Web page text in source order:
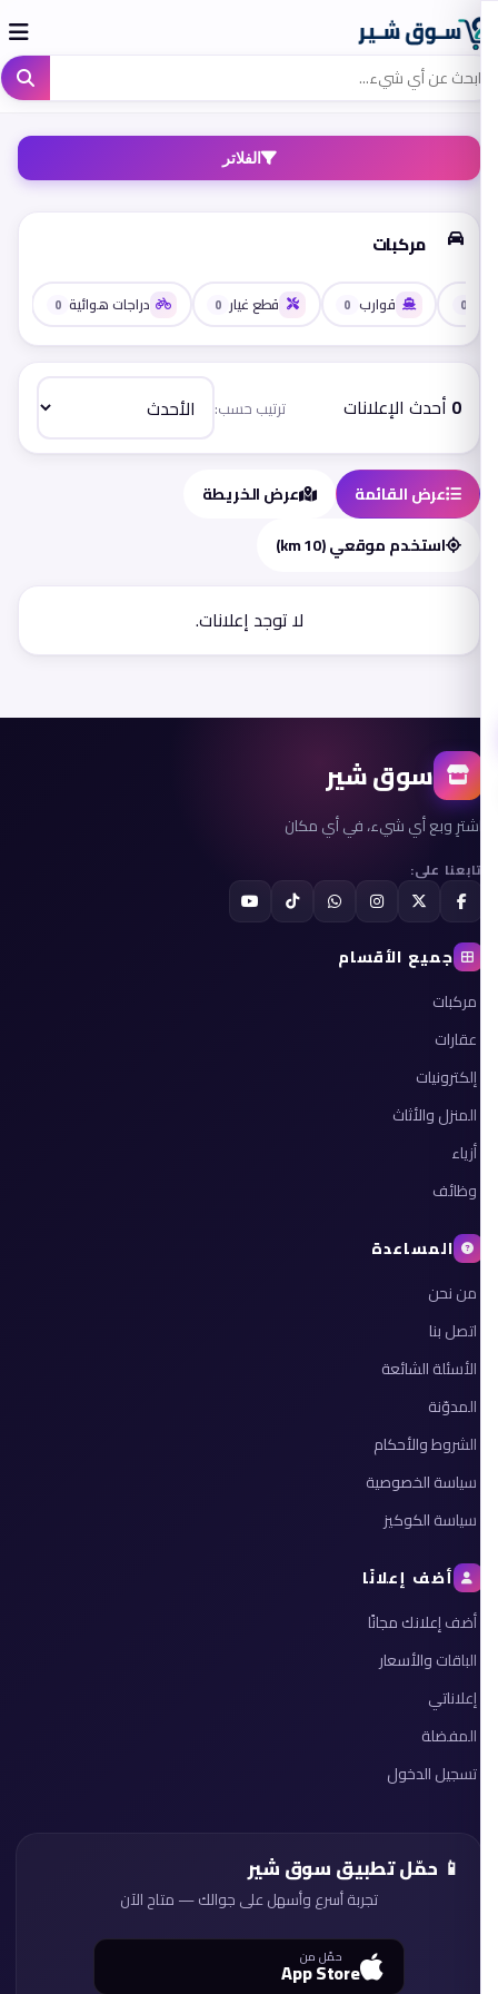
الفلاتر
مركبات
0 قوارب 0 قطع غيار 0 دراجات هوائية 0
0 أحدث الإعلانات ترتيب حسب:
عرض القائمة
عرض الخريطة
استخدم موقعي (10 km)
لا توجد إعلانات.
سوق شير
اشترِ وبع أي شيء، في أي مكان
تابعنا على:
جميع الأقسام
مركبات
عقارات
إلكترونيات
المنزل والأثاث
أزياء
وظائف
المساعدة
من نحن
اتصل بنا
الأسئلة الشائعة
المدوّنة
الشروط والأحكام
سياسة الخصوصية
سياسة الكوكيز
أضف إعلانًا
أضف إعلانك مجانًا
الباقات والأسعار
إعلاناتي
المفضلة
تسجيل الدخول
📱 حمّل تطبيق سوق شير
تجربة أسرع وأسهل على جوالك — متاح الآن
حمّل من
App Store